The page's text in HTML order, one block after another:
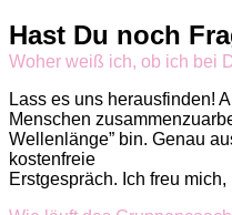
Hast Du noch
Woher weiß ich, ob ich bei
Lass es uns herausfinden!
Menschen
Wellenlänge” bin. Genau
kostenfreie
Erstgespräch. Ich freu mich,